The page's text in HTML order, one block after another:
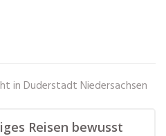
in Duderstadt Niedersachsen
Reisen bewusst